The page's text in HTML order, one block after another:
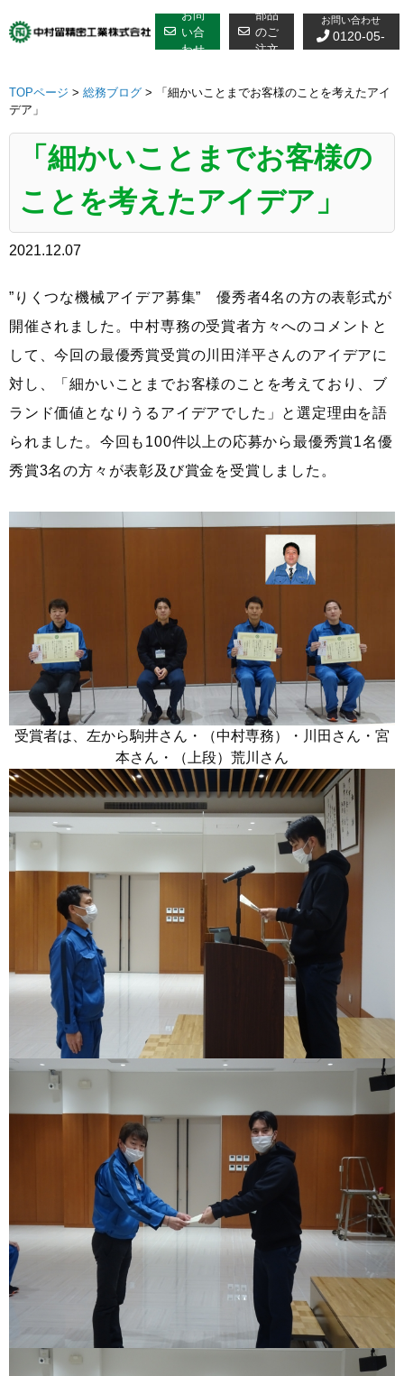
to
お問
い合
わせ
部品
のご
注文
お問い合わせ
0120-05-
TOPページ > 総務ブログ >
「細かいことまでお客様のことを考えたアイ
デア」
「細かいことまでお客様の
ことを考えたアイデア」
2021.12.07
”りくつな機械アイデア募集” 優秀者4名の方の表彰式が
開催されました。中村専務の受賞者方々へのコメントと
して、今回の最優秀賞受賞の川田洋平さんのアイデアに
対し、「細かいことまでお客様のことを考えており、ブ
ランド価値となりうるアイデアでした」と選定理由を語
られました。今回も100件以上の応募から最優秀賞1名優
秀賞3名の方々が表彰及び賞金を受賞しました。
受賞者は、左から駒井さん・（中村専務）・川田さん・宮
本さん・（上段）荒川さん